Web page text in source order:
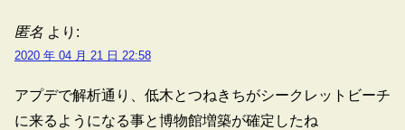
匿名 より:
2020 年 04 月 21 日 22:58
アプデで解析通り、低木とつねきちがシークレットビーチ
に来るようになる事と博物館増築が確定したね